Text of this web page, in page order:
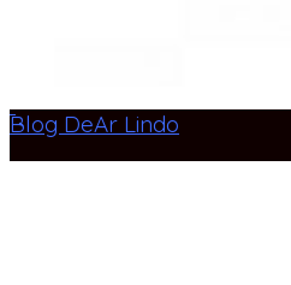
Blog DeAr Lindo